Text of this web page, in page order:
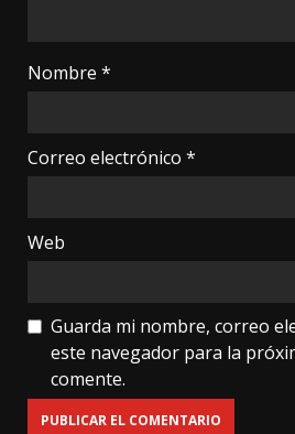
Nombre *
Correo electrónico *
Web
Guarda mi nombre, correo
este navegador para la
comente.